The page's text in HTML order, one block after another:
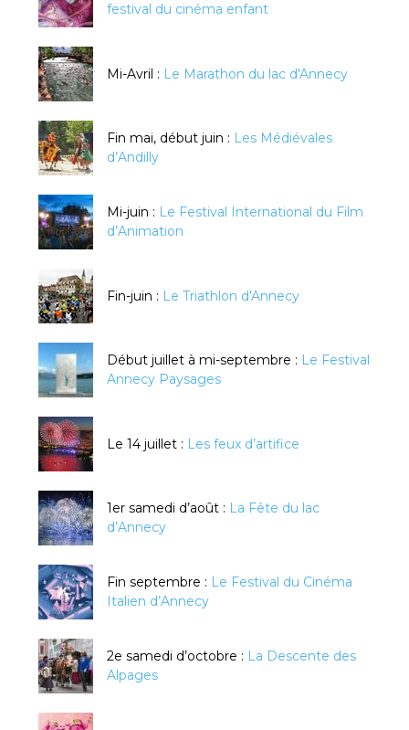
festival du cinéma enfant
Mi-Avril : Le Marathon du lac d'Annecy
Fin mai, début juin : Les Médiévales
d’Andilly
Mi-juin : Le Festival International du Film
d’Animation
Fin-juin : Le Triathlon d'Annecy
Début juillet à mi-septembre : Le Festival
Annecy Paysages
Le 14 juillet : Les feux d’artifice
1er samedi d’août : La Fête du lac
d’Annecy
Fin septembre : Le Festival du Cinéma
Italien d’Annecy
2e samedi d’octobre : La Descente des
Alpages